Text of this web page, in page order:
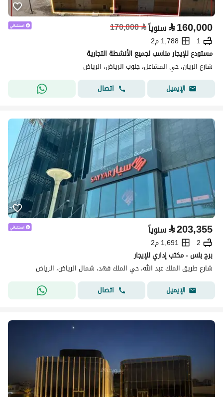
⃁160,000 سنوياً⃁
170,000
1
1,788 م2
مستودع للإيجار مناسب لجميع الأنشطة التجارية
شارع الريان، حي المشاعل، جنوب الرياض، الرياض
الإيميل
اتصال
⃁203,355 سنوياً
2
1,691 م2
برج بلس - مكتب إداري للإيجار
شارع طريق الملك عبد الله، حي الملك فهد، شمال الرياض، الرياض
الإيميل
اتصال